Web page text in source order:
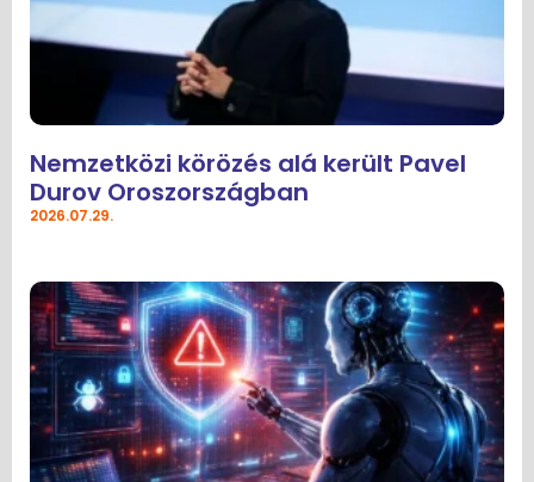
Nemzetközi körözés alá került Pavel
Durov Oroszországban
2026.07.29.